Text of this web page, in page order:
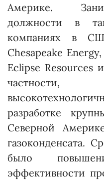
Америке.
должности в
компаниях в
Chesapeake
Eclipse Resources
разработке
Северной
газоконденсата.
было
эффективности